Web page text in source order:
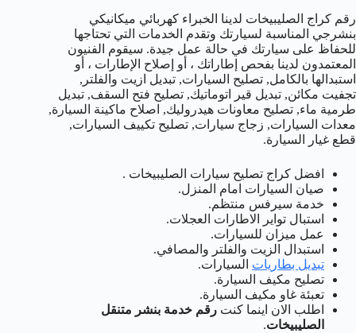
رقم كراج الصليبيخات لدينا الخبراء كهربائي ميكانيكي
بنشرجي المناسبة لسيارتك وتقدم الخدمات التي تحتاجها
للحفاظ على سيارتك في حالة عمل جيدة. سيقوم الفنيون
المعتمدون لدينا بفحص إطاراتك ، أو إصلاح الإطارات ، أو
استبدالها بالكامل, تصليح السيارات, تبديل ازيت والفلتر,
تجفيت مكائن, تبديل قير اتوماتيك, تصليح فتح السقف, تبديل
طرمية ماء, تصليح معاونات هيدروليك, اصلاح ماكينة السيارة,
معدات السيارات, زجاج سيارات, تصليح تكييف السيارات,
قطع غيار السيارة.
افضل كراج تصليح سيارات الصليبيخات .
صيان السيارات امام المنزل.
خدمة سيرفس منتظم.
استبال تواير الاطارات العجلات.
عمل ميزان للسيارات.
استبدال الزيت والفلتر والمصافي.
تبديل بطاريات السيارات.
تصليح مكيف السيارة.
تعبئة غاو مكيف السيارة.
اطلب الان اينما كنت رقم خدمة بنشر متنقل
الصليبيخات.